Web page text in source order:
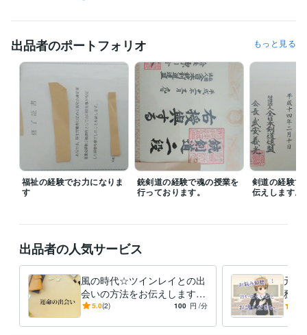
転職経験多数あり。
航空自衛隊、行政の職員、建築業、飲食業、印刷業、ホームセンターの
販売員、農業、福祉関係、アパレル店員、大手自動車メーカーの総務課
勤務、ホテルのフロント業務、ボランティア活動、コピーライター、コ
ンサルタントなどを経験しているのであなたに役立つアドバイスができ
ます。
豊富な人生経験と多数の資格あり☆彡
カウンセラーのお仕事に生かすことができます。
お悩みを相談したいという方はお気軽にお問い合わせください。
ご連絡お待ちしております。
受賞歴
第5級賞詞
資格・検定
上級救命講習終了証を取得 取得年 : 2009年
ホームヘルパー2級、 取得年 : 2008年
Word2級 取得年 : 2008年
出品者のポートフォリオ もっと見る
福祉の経験でお力になりま
す
銃剣道の経験で魂の授業を
行っております。
剣道の経験で
伝えします。
出品者の人気サービス
風の時代☆ツインレイとの出
会いの方法をお伝えします
☆スピリチュアルな視点で風
す☆
5.0(2) 100 円 /分
元航
務の
派遣